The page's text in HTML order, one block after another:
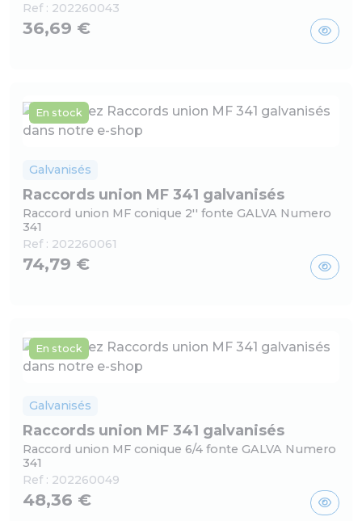
Ref : 202260043
36,69 €
En stock
Galvanisés
Raccords union MF 341 galvanisés
Raccord union MF conique 2'' fonte GALVA Numero
341
Ref : 202260061
74,79 €
En stock
Galvanisés
Raccords union MF 341 galvanisés
Raccord union MF conique 6/4 fonte GALVA Numero
341
Ref : 202260049
48,36 €